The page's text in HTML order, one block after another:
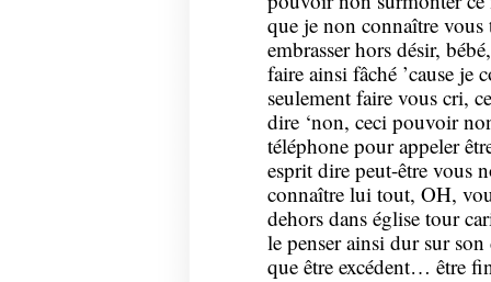
que je non connaître vous
embrasser hors désir,
faire ainsi fâché ’cause je
seulement faire vous cri,
dire ‘non, ceci pouvoir
téléphone pour appeler
esprit dire peut-être vous
connaître lui tout, OH,
dehors dans église tour
le penser ainsi dur sur
que être excédent… être